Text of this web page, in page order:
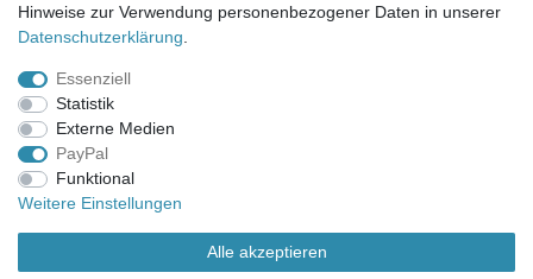
Montag - Dienstag: 8.00 - 18.00 Uhr, Mittwoch Ruhetag,
Donnerstag: 8.00 - 18.00 Uhr, Freitag 8.00 - 14.00 Uhr
KUNDENSERVICE
Telefon: (05241) 403 22 38
E-Mail: info@stoffamstueck.de
Alle Preise inklusive gesetzlicher Mehrwertsteuer und
zuzüglichVersandkosten. * Pflichtfeld
Hinweise zur Verwendung personenbezogener Daten in unserer
Daten­schutz­erklärung
Essenziell
Statistik
Externe Medien
PayPal
Funktional
Weitere Einstellungen
Alle akzeptieren